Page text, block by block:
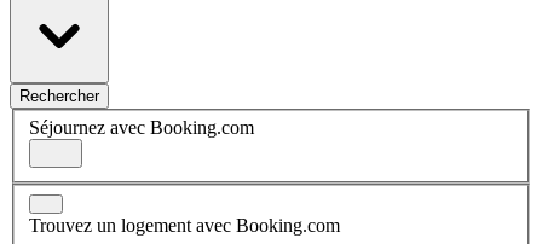
Rechercher
Séjournez avec Booking.com
Trouvez un logement avec Booking.com